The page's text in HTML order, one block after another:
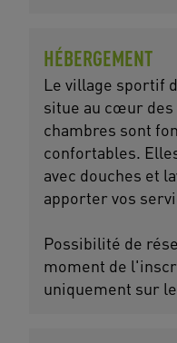
HÉBERGEMENT
Le village sportif
situe au cœur
chambres sont
confortables.
avec douches et
apporter vos
Possibilité de
moment de
uniquement sur